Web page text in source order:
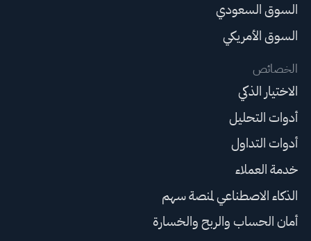
السوق السعودي
السوق الأمريكي
الخصائص
الاختيار الذكي
أدوات التحليل
أدوات التداول
خدمة العملاء
الذكاء الاصطناعي لمنصة سهم
أمان الحساب والربح والخسارة